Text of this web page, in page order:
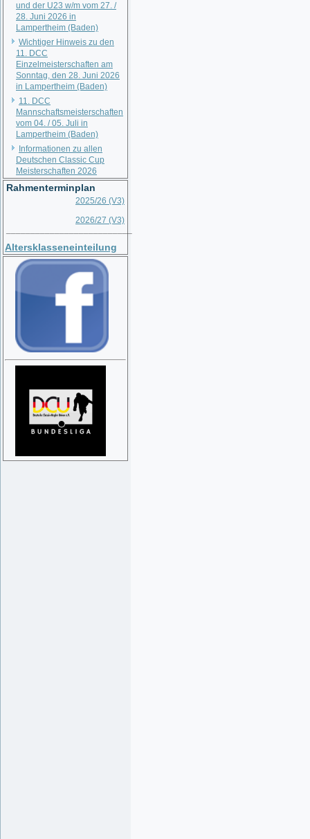
und der U23 w/m vom 27. /
28. Juni 2026 in
Lampertheim (Baden)
Wichtiger Hinweis zu den
11. DCC
Einzelmeisterschaften am
Sonntag, den 28. Juni 2026
in Lampertheim (Baden)
11. DCC
Mannschaftsmeisterschaften
vom 04. / 05. Juli in
Lampertheim (Baden)
Informationen zu allen
Deutschen Classic Cup
Meisterschaften 2026
Rahmenterminplan
2025/26 (V3)
2026/27 (V3)
Altersklasseneinteilung